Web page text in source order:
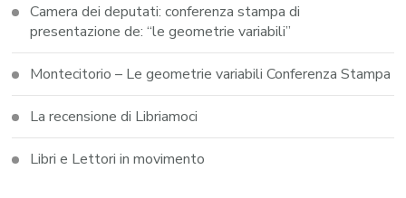
Camera dei deputati: conferenza stampa di
presentazione de: “le geometrie variabili”
Montecitorio – Le geometrie variabili Conferenza Stampa
La recensione di Libriamoci
Libri e Lettori in movimento